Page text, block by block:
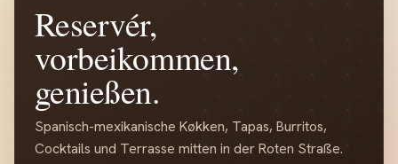
Reservér,
vorbeikommen,
genießen.
Spanisch-mexikanische Køkken, Tapas, Burritos,
Cocktails und Terrasse mitten in der Roten Straße.